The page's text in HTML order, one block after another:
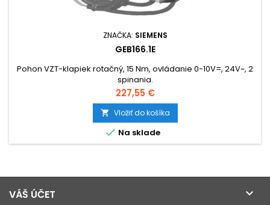
ZNAČKA: SIEMENS
GEB166.1E
Pohon VZT-klapiek rotačný, 15 Nm, ovládanie 0-10V=, 24V~, 2
spinania.
Cena
227,55 €
 Vložiť do košíka
 Na sklade
VÁŠ ÚČET 